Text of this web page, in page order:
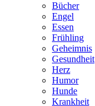
Bücher
Engel
Essen
Frühling
Geheimnis
Gesundheit
Herz
Humor
Hunde
Krankheit